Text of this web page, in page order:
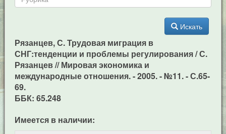
Искать
Рязанцев, С. Трудовая миграция в
СНГ:тенденции и проблемы регулирования / С.
Рязанцев // Мировая экономика и
международные отношения. - 2005. - №11. - С.65-
69.
ББК: 65.248
Имеется в наличии: